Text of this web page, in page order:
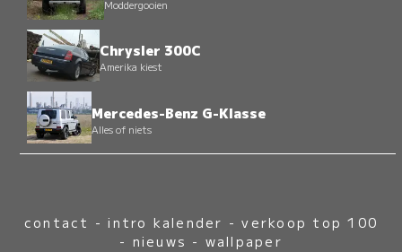
Moddergooien
Chrysler 300C
Amerika kiest
Mercedes-Benz G-Klasse
Alles of niets
contact -intro kalender -verkoop top 100
- nieuws - wallpaper